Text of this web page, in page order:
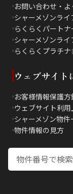
お問い合わせ・
シャーメゾンライ
らくらくパートナ
シャーメゾンライ
らくらくプラチナ
ウェブサイト
お客様情報保護方
ウェブサイト利
シャーメゾン物件
物件情報の見方